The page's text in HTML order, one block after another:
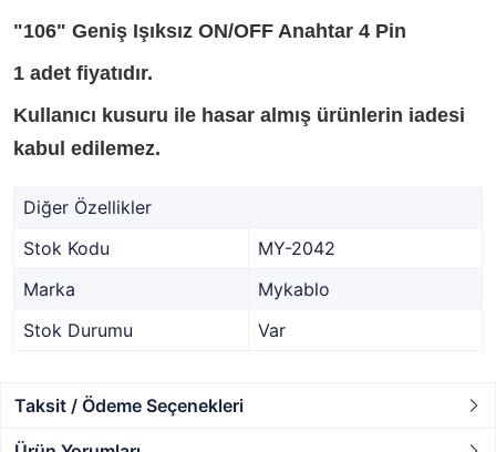
"106" Geniş Işıksız ON/OFF Anahtar 4 Pin
1 adet fiyatıdır.
Kullanıcı kusuru ile hasar almış ürünlerin iadesi
kabul edilemez.
Diğer Özellikler
Stok Kodu
MY-2042
Marka
Mykablo
Stok Durumu
Var
Taksit / Ödeme Seçenekleri